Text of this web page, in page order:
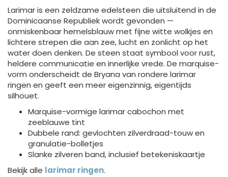
Larimar is een zeldzame edelsteen die uitsluitend in de
Dominicaanse Republiek wordt gevonden —
onmiskenbaar hemelsblauw met fijne witte wolkjes en
lichtere strepen die aan zee, lucht en zonlicht op het
water doen denken. De steen staat symbool voor rust,
heldere communicatie en innerlijke vrede. De marquise-
vorm onderscheidt de Bryana van rondere larimar
ringen en geeft een meer eigenzinnig, eigentijds
silhouet.
Marquise-vormige larimar cabochon met
zeeblauwe tint
Dubbele rand: gevlochten zilverdraad-touw en
granulatie-bolletjes
Slanke zilveren band, inclusief betekeniskaartje
Bekijk alle larimar ringen.